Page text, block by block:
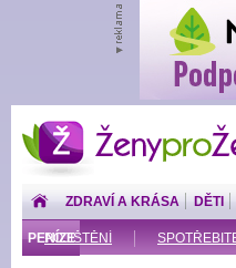
ŽenyproŽeny.cz
ZDRAVÍ A KRÁSA DĚTI
PENÍZE
POJIŠTĚNÍ